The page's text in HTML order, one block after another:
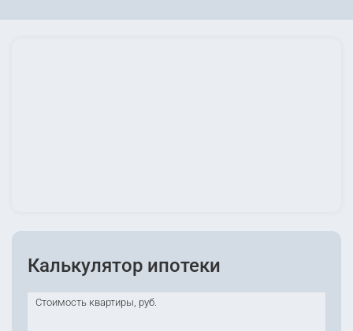
Калькулятор ипотеки
Стоимость квартиры, руб.